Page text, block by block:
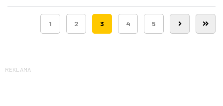
1 2 3 4 5
REKLAMA